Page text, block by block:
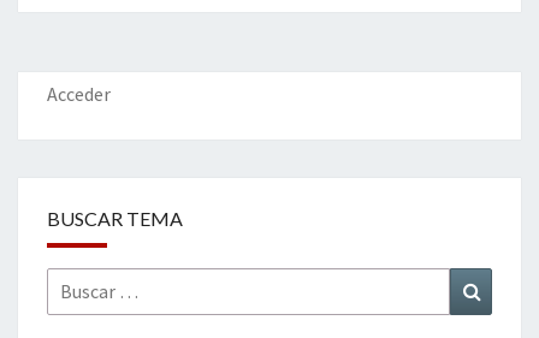
o
o
k
er dI
n
l
p
ar
Acceder
BUSCAR TEMA
Buscar
por: